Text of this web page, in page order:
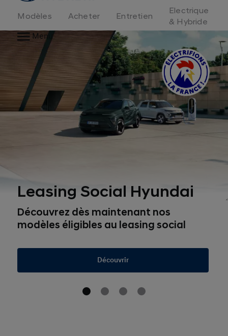
Modèles Acheter Entretien
Electrique
& Hybride
Menu
Leasing Social Hyundai
Découvrez dès maintenant nos
modèles éligibles au leasing social
Découvrir